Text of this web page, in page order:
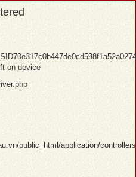
on device
public_html/application/